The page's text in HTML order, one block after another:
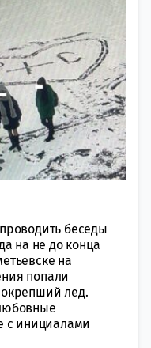
беседы
на не до конца
на
попали
лед.
с инициалами